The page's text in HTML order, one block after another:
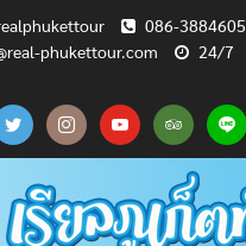
086-3884605
phukettour.com
24/7
CART
CHECKOUT
MY
ACCOUNT
SAMPLE
PAGE
ทัวร์
ทั้งหมด
บทความ
ท่อง
เที่ยว
ยินดี
ต้อนรับ
สู่
PHUKET
TOUR
เกี่ยว
กับ
เรา
แพ็คเกจ
ทัวร์
ทั้งหมด